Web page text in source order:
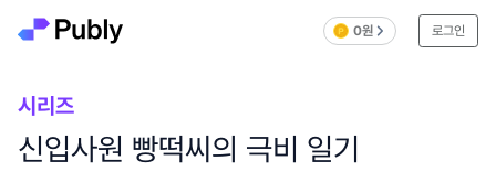
0원 로그인
시리즈
신입사원 빵떡씨의 극비 일기